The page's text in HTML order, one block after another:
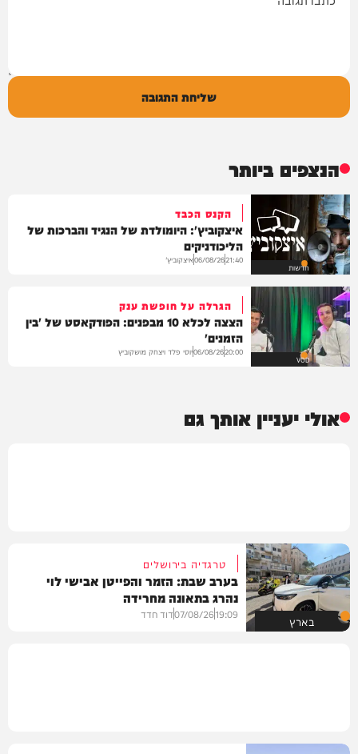
שליחת התגובה
הנצפים ביותר
חדשות
הקנס הכבד
איצקוביץ': היומולדת של הנגיד והברכות של
הליכודניקים
21:40
06/08/26איצקוביץ'
VOD
הגרלה על חופשת ענק
הצצה לכלא 10 מבפנים: הפודקאסט של 'בין
הזמנים'
20:00
06/08/26יוסי פלד ויצחק מושקוביץ
אולי יעניין אותך גם
בארץ
טרגדיה בירושלים
בערב שבת: הזמר והפייטן אבישי לוי
נהרג בתאונה מחרידה
19:09
07/08/26דוד חדד